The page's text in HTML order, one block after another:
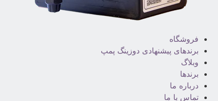
فروشگاه
برندهای پیشنهادی دوزینگ پمپ
وبلاگ
برندها
درباره ما
تماس با ما